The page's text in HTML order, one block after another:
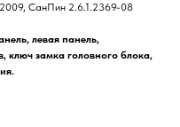
СанПин 2.6.1.2369-08
левая панель,
ключ замка головного блока,